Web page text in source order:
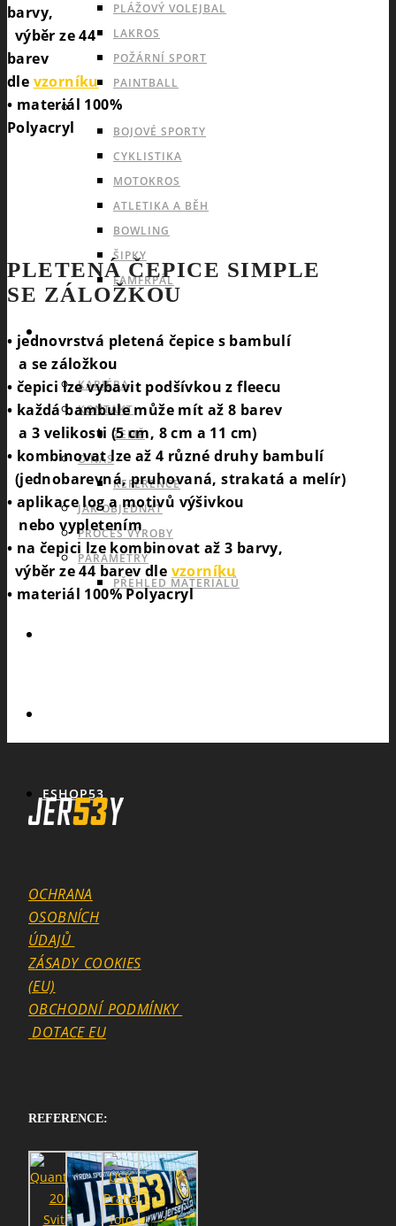
PLÁŽOVÝ VOLEJBAL
LAKROS
POŽÁRNÍ SPORT
PAINTBALL
INDIVIDUÁLNÍ A OSTATNÍ SPORTY
BOJOVÉ SPORTY
CYKLISTIKA
MOTOKROS
ATLETIKA A BĚH
BOWLING
ŠIPKY
FAMFRPÁL
KARIÉRA
KONTAKT
ZEMĚ
O NÁS
REFERENCE
JAK OBJEDNAT
PROCES VÝROBY
PARAMETRY
PŘEHLED MATERIÁLŮ
ESHOP53
barvy,
výběr ze 44
barev
dle vzorníku
• materiál 100%
Polyacryl
PLETENÁ ČEPICE SIMPLE
SE ZÁLOŽKOU
• jednovrstvá pletená čepice s bambulí
a se záložkou
• čepici lze vybavit podšívkou z fleecu
• každá bambule může mít až 8 barev
a 3 velikosti (5 cm, 8 cm a 11 cm)
• kombinovat lze až 4 různé druhy bambulí
(jednobarevná, pruhovaná, strakatá a melír)
• aplikace log a motivů výšivkou
nebo vypletením
• na čepici lze kombinovat až 3 barvy,
výběr ze 44 barev dle vzorníku
• materiál 100% Polyacryl
OCHRANA
OSOBNÍCH
ÚDAJŮ
ZÁSADY_COOKIES
(EU)
OBCHODNÍ_PODMÍNKY
DOTACE EU
REFERENCE: